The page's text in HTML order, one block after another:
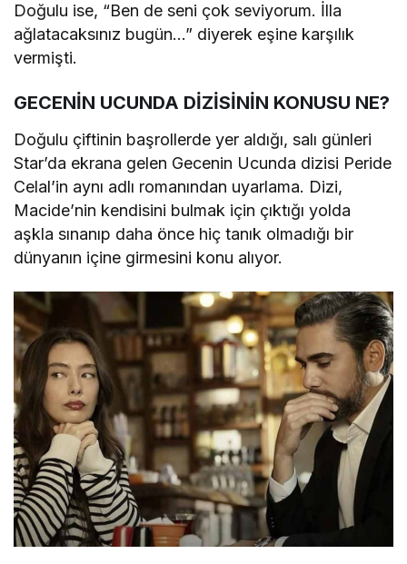
Doğulu ise, “Ben de seni çok seviyorum. İlla
ağlatacaksınız bugün…” diyerek eşine karşılık
vermişti.
GECENİN UCUNDA DİZİSİNİN KONUSU NE?
Doğulu çiftinin başrollerde yer aldığı, salı günleri
Star’da ekrana gelen Gecenin Ucunda dizisi Peride
Celal’in aynı adlı romanından uyarlama. Dizi,
Macide’nin kendisini bulmak için çıktığı yolda
aşkla sınanıp daha önce hiç tanık olmadığı bir
dünyanın içine girmesini konu alıyor.